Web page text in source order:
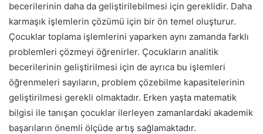
becerilerinin daha da geliştirilebilmesi için gereklidir. Daha
karmaşık işlemlerin çözümü için bir ön temel oluşturur.
Çocuklar toplama işlemlerini yaparken aynı zamanda farklı
problemleri çözmeyi öğrenirler. Çocukların analitik
becerilerinin geliştirilmesi için de ayrıca bu işlemleri
öğrenmeleri sayıların, problem çözebilme kapasitelerinin
geliştirilmesi gerekli olmaktadır. Erken yaşta matematik
bilgisi ile tanışan çocuklar ilerleyen zamanlardaki akademik
başarıların önemli ölçüde artış sağlamaktadır.